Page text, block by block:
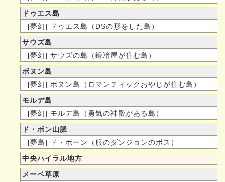
ドゥエス島
[夢幻] ドゥエス島（DSの形をした島）
サウズ島
[夢幻] サウズの島（鍛冶屋が住む島）
ボヌン島
[夢幻] ボヌン島（ロマンティックおやじが住む島）
モルデ島
[夢幻] モルデ島（勇気の神殿がある島）
ド・ボン山脈
[夢島] ド・ボーン（服のダンジョンのボス）
中央ハイラル地方
メーベ草原